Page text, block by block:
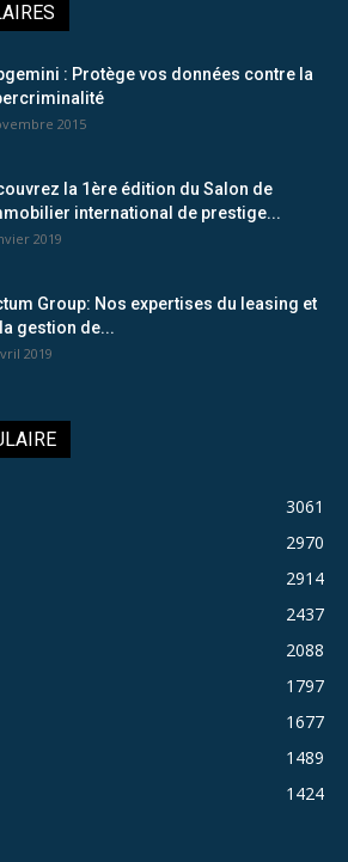
: Protège vos données contre la
2015
la 1ère édition du Salon de
international de prestige...
2019
Group: Nos expertises du leasing et
gestion de...
2019
3061
2970
2914
2437
2088
1797
1677
1489
1424